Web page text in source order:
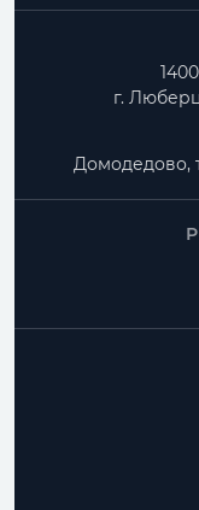
г.
Домодедово,